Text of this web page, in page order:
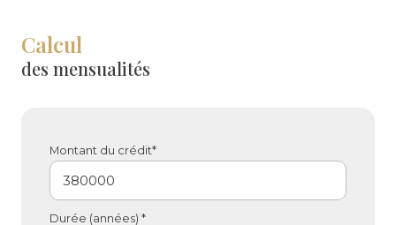
Calcul
des mensualités
Montant du crédit*
Durée (années) *